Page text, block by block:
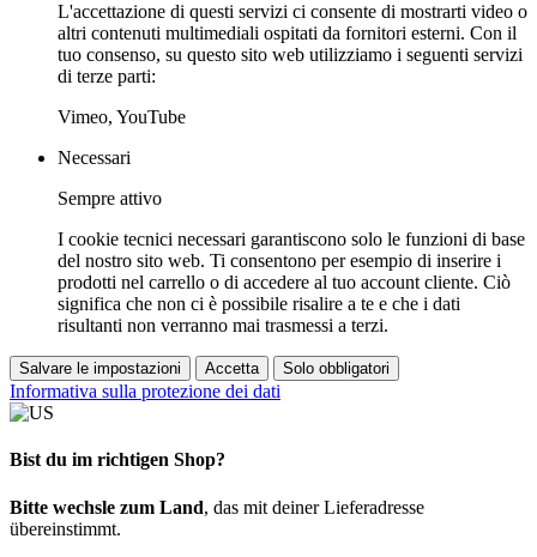
L'accettazione di questi servizi ci consente di mostrarti video o
altri contenuti multimediali ospitati da fornitori esterni. Con il
tuo consenso, su questo sito web utilizziamo i seguenti servizi
di terze parti:
Vimeo, YouTube
Necessari
Sempre attivo
I cookie tecnici necessari garantiscono solo le funzioni di base
del nostro sito web. Ti consentono per esempio di inserire i
prodotti nel carrello o di accedere al tuo account cliente. Ciò
significa che non ci è possibile risalire a te e che i dati
risultanti non verranno mai trasmessi a terzi.
Salvare le impostazioni Accetta Solo obbligatori
Informativa sulla protezione dei dati
Bist du im richtigen Shop?
Bitte wechsle zum Land, das mit deiner Lieferadresse
übereinstimmt.